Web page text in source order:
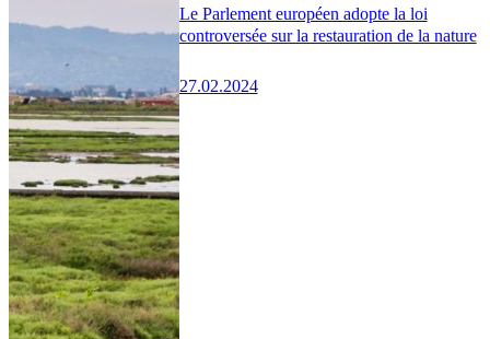
Le Parlement européen adopte la loi
controversée sur la restauration de la nature
27.02.2024